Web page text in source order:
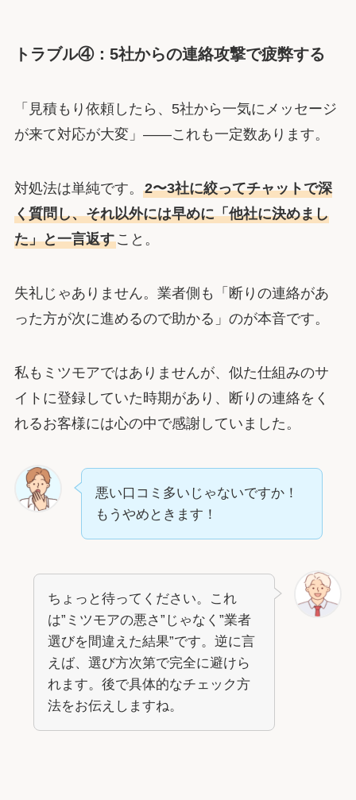
トラブル④：5社からの連絡攻撃で疲弊する
「見積もり依頼したら、5社から一気にメッセージ
が来て対応が大変」――これも一定数あります。
対処法は単純です。 2〜3社に絞ってチャットで深
く質問し、それ以外には早めに「他社に決めまし
た」と一言返すこと。
失礼じゃありません。業者側も「断りの連絡があ
った方が次に進めるので助かる」のが本音です。
私もミツモアではありませんが、似た仕組みのサ
イトに登録していた時期があり、断りの連絡をく
れるお客様には心の中で感謝していました。
悪い口コミ多いじゃないですか！
もうやめときます！
ちょっと待ってください。これ
は”ミツモアの悪さ”じゃなく”業者
選びを間違えた結果”です。逆に言
えば、選び方次第で完全に避けら
れます。後で具体的なチェック方
法をお伝えしますね。